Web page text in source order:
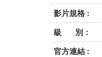
影片規格 :
級 別：
官方連結 :